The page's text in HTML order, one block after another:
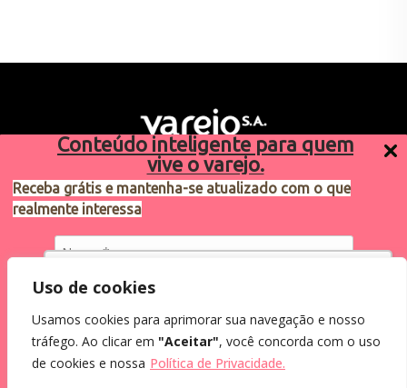
Conteúdo inteligente para quem
vive o varejo.
Receba grátis e mantenha-se atualizado com o que
realmente interessa
Eu concordo em receber comunicações.
Ao informar meus dados, eu concordo com a
Utilizamos cookies para oferecer melhor
como você interage em nosso site e
personalizar conteúdo.
Uso de cookies
Usamos cookies para aprimorar sua navegação e nosso
tráfego. Ao clicar em "Aceitar", você concorda com o uso
de cookies e nossa Política de Privacidade.
Sugestões de pauta
2024®. Todos os direitos reservados.